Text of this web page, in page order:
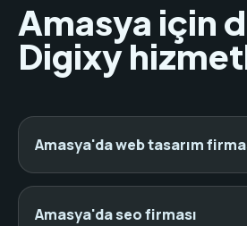
Amasya için
Digixy
Amasya'da web tasarım
Amasya'da seo firması